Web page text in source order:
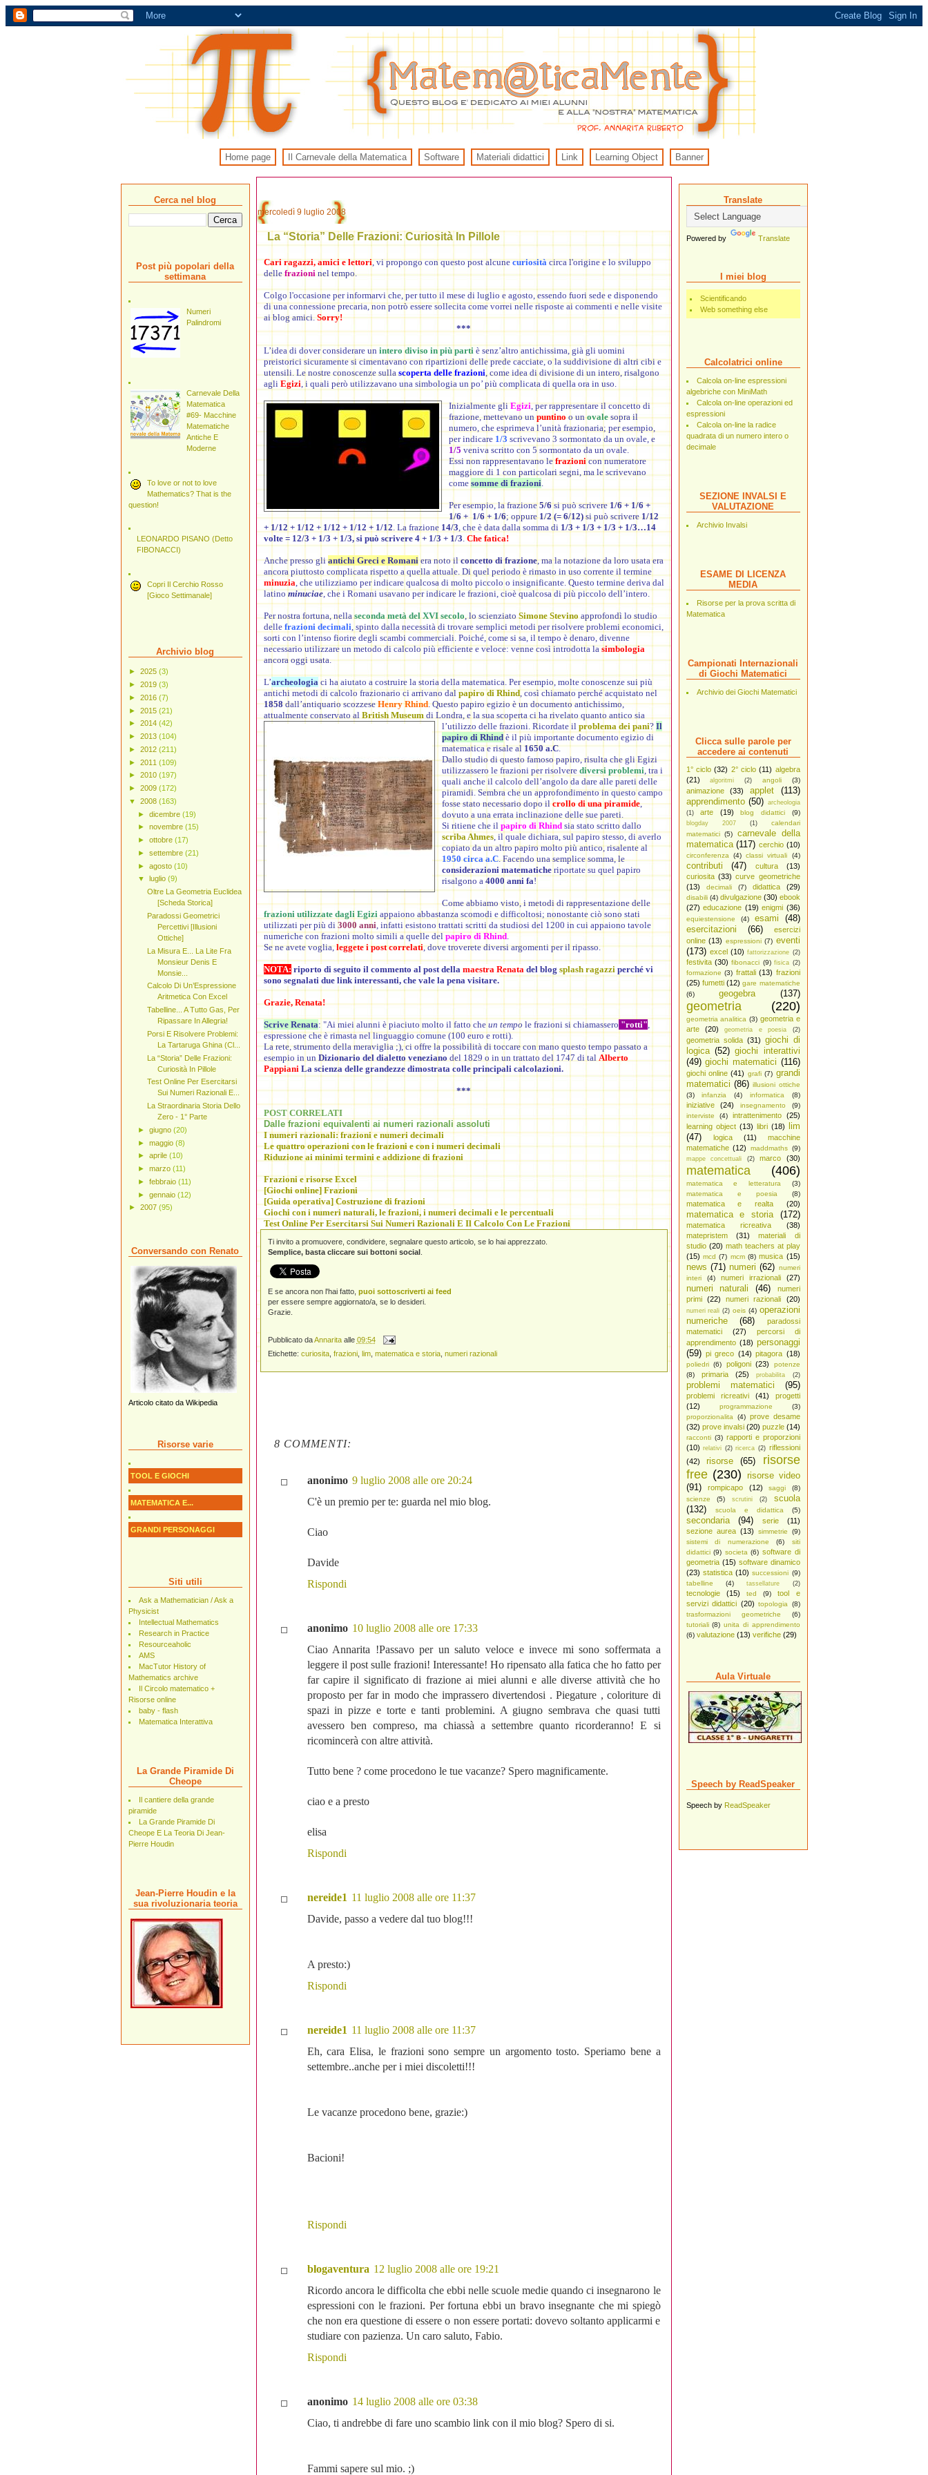
Home page Il Carnevale della Matematica Software Materiali didattici Link Learning Object Banner
Translate
Powered by Translate
I miei blog
Scientificando
Web something else
Calcolatrici online
Calcola on-line espressioni
algebriche con MiniMath
Calcola on-line operazioni ed
espressioni
Calcola on-line la radice
quadrata di un numero intero o
decimale
SEZIONE INVALSI E
VALUTAZIONE
Archivio Invalsi
ESAME DI LICENZA
MEDIA
Risorse per la prova scritta di
Matematica
Campionati Internazionali
di Giochi Matematici
Archivio dei Giochi Matematici
Clicca sulle parole per
accedere ai contenuti
1° ciclo (32) 2° ciclo (11) algebra
(21)
algoritmi (2) angoli (3)
animazione (33) applet
(113)
apprendimento (50) archeologia
(1)
arte (19) blog didattici (9)
blogday 2007 (1)
calendari
matematici
(5)
carnevale della
matematica (117) cerchio (10)
circonferenza (4) classi virtuali (4)
contributi (47) cultura
(13)
curiosita (33) curve geometriche
(13)
decimali (7) didattica (29)
disabili (4) divulgazione (30) ebook
(27) educazione (19) enigmi (36)
equiestensione (4) esami
(48)
esercitazioni
(66)
esercizi
online (13) espressioni (7) eventi
(173) excel (10) fattorizzazione (2)
festivita (30) fibonacci (9) fisica (2)
formazione (3) frattali (13) frazioni
(25) fumetti (12) gare matematiche
(6)
geogebra (137)
geometria (220)
geometria analitica (3) geometria e
arte
(20) geometria e poesia (2)
geometria solida (31) giochi di
logica (52) giochi interattivi
(49) giochi matematici (116)
giochi online (41) grafi (7) grandi
matematici (86) illusioni ottiche
(3)
infanzia (4) informatica (8)
iniziative (24) insegnamento
(9)
interviste
(4) intrattenimento
(25)
learning object (13) libri (18)
lim
(47)
logica (11)
macchine
matematiche (12) maddmaths (9)
mappe concettuali (2) marco (30)
matematica (406)
matematica e letteratura
(3)
matematica e poesia
(8)
matematica e realta (20)
matematica e storia (172)
matematica ricreativa
(38)
matepristem
(31)
materiali di
studio (20) math teachers at play
(15) mcd (7) mcm (8) musica (15)
news (71) numeri (62) numeri
interi
(4) numeri irrazionali (27)
numeri naturali (46)
numeri
primi
(22) numeri razionali (20)
numeri reali (2) oeis (4) operazioni
numeriche
(68)
paradossi
matematici
(27)
percorsi di
apprendimento (18) personaggi
(59) pi greco (14) pitagora (18)
poliedri (6) poligoni (23)
potenze
(8)
primaria (25) probabilita (2)
problemi matematici (95)
problemi ricreativi (41)
progetti
(12)
programmazione
(3)
proporzionalita
(4) prove desame
(32) prove invalsi (20) puzzle (14)
racconti (3) rapporti e proporzioni
(10) relativi (2) ricerca (2) riflessioni
(42)
risorse (65)
risorse
free (230) risorse video
(91)
rompicapo (12) saggi
(8)
scienze
(5) scrutini (2)
scuola
(132)
scuola e didattica (5)
secondaria (94) serie
(11)
sezione aurea (13) simmetrie
(9)
sistemi di numerazione
(6)
siti
didattici (9) societa (6) software di
geometria (15) software dinamico
(23) statistica (10) successioni (9)
tabelline
(4) tassellature (2)
tecnologie (15) ted (9)
tool e
servizi didattici (20) topologia
(8)
trasformazioni geometriche
(6)
tutoriali (8) unita di apprendimento
(6) valutazione (13) verifiche (29)
Aula Virtuale
Speech by ReadSpeaker
Speech by ReadSpeaker
mercoledì 9 luglio 2008
La “Storia” Delle Frazioni: Curiosità In Pillole
Cari ragazzi, amici e lettori, vi propongo con questo post alcunecuriositàcirca l'origine e lo sviluppo
dellefrazioninel tempo.
Colgo l'occasione per informarvi che, per tutto il mese di luglio e agosto, essendo fuori sede e disponendo
di una connessione precaria, non potrò essere sollecita come vorrei nelle risposte ai commenti e nelle visite
ai blog amici.Sorry!
***
L’idea di dover considerare un intero diviso in più partiè senz’altro antichissima, già gli uomini
preistorici sicuramente si cimentavano con ripartizioni delle prede cacciate, o la suddivisione di altri cibi e
utensili. Le nostre conoscenze sullascoperta delle frazioni, come idea di divisione di un intero, risalgono
agli Egizi, i quali però utilizzavano una simbologia un po’ più complicata di quella ora in uso.
Inizialmente gliEgizi, per rappresentare il concetto di
frazione, mettevano unpuntinoo unovalesopra il
numero, che esprimeva l’unità frazionaria; per esempio,
per indicare 1/3 scrivevano 3 sormontato da un ovale, e
1/5 veniva scritto con 5 sormontato da un ovale.
Essi non rappresentavano lefrazionicon numeratore
maggiore di 1 con particolari segni, ma le scrivevano
come somme di frazioni.
Per esempio, la frazione5/6si può scrivere1/6 + 1/6 +
1/6 + 1/6 + 1/6; oppure1/2 (= 6/12)si può scrivere1/12
+ 1/12 + 1/12 + 1/12 + 1/12 + 1/12. La frazione 14/3, che è data dalla somma di 1/3 + 1/3 + 1/3 + 1/3…14
volte = 12/3 + 1/3 + 1/3, si può scrivere 4 + 1/3 + 1/3. Che fatica!
Anche presso gliantichi Greci e Romaniera noto ilconcetto di frazione, ma la notazione da loro usata era
ancora piuttosto complicata rispetto a quella attuale. Di quel periodo è rimasto in uso corrente il termine
minuzia, che utilizziamo per indicare qualcosa di molto piccolo o insignificante. Questo termine deriva dal
latinominuciae, che i Romani usavano per indicare le frazioni, cioè qualcosa di più piccolo dell’intero.
Per nostra fortuna, nellaseconda metà del XVI secolo, lo scienziatoSimone Stevinoapprofondì lo studio
delle frazioni decimali, spinto dalla necessità di trovare semplici metodi per risolvere problemi economici,
sorti con l’intenso fiorire degli scambi commerciali. Poiché, come si sa, il tempo è denaro, divenne
necessario utilizzare un metodo di calcolo più efficiente e veloce: venne così introdotta lasimbologia
ancora oggi usata.
L’archeologiaci ha aiutato a costruire la storia della matematica. Per esempio, molte conoscenze sui più
antichi metodi di calcolo frazionario ci arrivano dalpapiro di Rhind, così chiamato perché acquistato nel
1858dall’antiquario scozzeseHenry Rhind. Questo papiro egizio è un documento antichissimo,
attualmente conservato alBritish Museumdi Londra, e la sua scoperta ci ha rivelato quanto antico sia
l’utilizzo delle frazioni. Ricordate il problema dei pani? Il
papiro di Rhindè il più importante documento egizio di
matematica e risale al1650 a.C.
Dallo studio di questo famoso papiro, risulta che gli Egizi
utilizzassero le frazioni per risolvere diversi problemi, tra i
quali anche il calcolo dell’angolo da dare alle pareti delle
piramidi. Sembra che un approfondimento in questo campo
fosse stato necessario dopo ilcrollo di una piramide,
dovuto a una errata inclinazione delle sue pareti.
Si ritiene che il papiro di Rhindsia stato scritto dallo
scriba Ahmes, il quale dichiara, sul papiro stesso, di averlo
copiato da un altro papiro molto più antico, risalente al
1950 circa a.C. Facendo una semplice somma, le
considerazioni matematicheriportate su quel papiro
risalgono a 4000 anni fa!
Come abbiamo visto, i metodi di rappresentazione delle
frazioni utilizzate dagli Egiziappaiono abbastanza scomodi e difficoltosi; nonostante ciò sono stati
utilizzati per più di 3000 anni, infatti esistono trattati scritti da studiosi del 1200 in cui appaiono tavole
numeriche con frazioni molto simili a quelle delpapiro di Rhind.
Se ne avete voglia,leggete i post correlati, dove troverete diversi argomenti per il ripasso.
NOTA: riporto di seguito il commento al post della maestra Renatadel blog splash ragazziperché vi
sono segnalati due link interessanti, che vale la pena visitare.
Grazie, Renata!
Scrive Renata: "Ai miei alunni è piaciuto molto il fatto che un tempo le frazioni si chiamassero "rotti",
espressione che è rimasta nel linguaggio comune (100 euro e rotti).
La rete, strumento della meraviglia ;), ci offre la possibilità di toccare con mano questo tempo passato a
esempio in unDizionario del dialetto venezianodel 1829 o in un trattato del 1747 di talAlberto
Pappiani La scienza delle grandezze dimostrata colle principali calcolazioni.
***
POST CORRELATI
Dalle frazioni equivalenti ai numeri razionali assoluti
I numeri razionali: frazioni e numeri decimali
Le quattro operazioni con le frazioni e con i numeri decimali
Riduzione ai minimi termini e addizione di frazioni
Frazioni e risorse Excel
[Giochi online] Frazioni
[Guida operativa] Costruzione di frazioni
Giochi con i numeri naturali, le frazioni, i numeri decimali e le percentuali
Test Online Per Esercitarsi Sui Numeri Razionali E Il Calcolo Con Le Frazioni
Ti invito a promuovere, condividere, segnalare questo articolo, se lo hai apprezzato.
Semplice, basta cliccare sui bottoni social.
E se ancora non l'hai fatto, puoi sottoscriverti ai feed
per essere sempre aggiornato/a, se lo desideri.
Grazie.
Pubblicato daAnnarita alle 09:54
Etichette: curiosita, frazioni, lim, matematica e storia, numeri razionali
8 COMMENTI:
anonimo 9 luglio 2008 alle ore 20:24
C'è un premio per te: guarda nel mio blog.
Ciao
Davide
Rispondi
anonimo 10 luglio 2008 alle ore 17:33
Ciao Annarita !Passavo per un saluto veloce e invece mi sono soffermata a
leggere il post sulle frazioni! Interessante! Ho ripensato alla fatica che ho fatto per
far capire il significato di frazione ai miei alunni e alle diverse attività che ho
proposto per far in modo che imprassero divertendosi . Piegature , coloriture di
spazi in pizze e torte e tanti problemini. A giugno sembrava che quasi tutti
avessero ben compreso, ma chiassà a settembre quanto ricorderanno! E si
ricomincerà con altre attività.
Tutto bene ? come procedono le tue vacanze? Spero magnificamente.
ciao e a presto
elisa
Rispondi
nereide1 11 luglio 2008 alle ore 11:37
Davide, passo a vedere dal tuo blog!!!
A presto:)
Rispondi
nereide1 11 luglio 2008 alle ore 11:37
Eh, cara Elisa, le frazioni sono sempre un argomento tosto. Speriamo bene a
settembre..anche per i miei discoletti!!!
Le vacanze procedono bene, grazie:)
Bacioni!
Rispondi
blogaventura 12 luglio 2008 alle ore 19:21
Ricordo ancora le difficolta che ebbi nelle scuole medie quando ci insegnarono le
espressioni con le frazioni. Per fortuna ebbi un bravo insegnante che mi spiegò
che non era questione di essere o non essere portati: dovevo soltanto applicarmi e
studiare con pazienza. Un caro saluto, Fabio.
Rispondi
anonimo 14 luglio 2008 alle ore 03:38
Ciao, ti andrebbe di fare uno scambio link con il mio blog? Spero di si.
Fammi sapere sul mio. ;)
Cerca nel blog
Post più popolari della
settimana
Numeri
Palindromi
Carnevale Della
Matematica
#69- Macchine
Matematiche
Antiche E
Moderne
To love or not to love
Mathematics? That is the
question!
LEONARDO PISANO (Detto
FIBONACCI)
Copri Il Cerchio Rosso
[Gioco Settimanale]
Archivio blog
► 2025 (3)
► 2019 (3)
► 2016 (7)
► 2015 (21)
► 2014 (42)
► 2013 (104)
► 2012 (211)
► 2011 (109)
► 2010 (197)
► 2009 (172)
▼ 2008 (163)
► dicembre (19)
► novembre (15)
► ottobre (17)
► settembre (21)
► agosto (10)
▼
luglio (9)
Oltre La Geometria Euclidea
[Scheda Storica]
Paradossi Geometrici
Percettivi [Illusioni
Ottiche]
La Misura E... La Lite Fra
Monsieur Denis E
Monsie...
Calcolo Di Un’Espressione
Aritmetica Con Excel
Tabelline... A Tutto Gas, Per
Ripassare In Allegria!
Porsi E Risolvere Problemi:
La Tartaruga Ghina (Cl...
La “Storia” Delle Frazioni:
Curiosità In Pillole
Test Online Per Esercitarsi
Sui Numeri Razionali E...
La Straordinaria Storia Dello
Zero - 1° Parte
► giugno (20)
► maggio (8)
► aprile (10)
► marzo (11)
► febbraio (11)
► gennaio (12)
► 2007 (95)
Conversando con Renato
Articolo citato da Wikipedia
Risorse varie
TOOL E GIOCHI
MATEMATICA E...
GRANDI PERSONAGGI
Siti utili
Ask a Mathematician / Ask a
Physicist
Intellectual Mathematics
Research in Practice
Resourceaholic
AMS
MacTutor History of
Mathematics archive
Il Circolo matematico +
Risorse online
baby - flash
Matematica Interattiva
La Grande Piramide Di
Cheope
Il cantiere della grande
piramide
La Grande Piramide Di
Cheope E La Teoria Di Jean-
Pierre Houdin
Jean-Pierre Houdin e la
sua rivoluzionaria teoria